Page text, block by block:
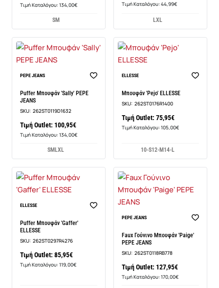
Τιμή Καταλόγου: 134,00€
SM
Τιμή Καταλόγου: 44,99€
LXL
PEPE JEANS
Puffer Μπουφάν 'Sally' PEPE
JEANS
SKU: 262ST0119D1632
Τιμή Outlet: 100,95€
Τιμή Καταλόγου: 134,00€
SM LXL
ELLESSE
Μπουφάν 'Pejo' ELLESSE
SKU: 262ST0176R1400
Τιμή Outlet: 75,95€
Τιμή Καταλόγου: 105,00€
10-S12-M 14-L
ELLESSE
Puffer Μπουφάν 'Gaffer'
ELLESSE
SKU: 262ST0297R4276
Τιμή Outlet: 85,95€
Τιμή Καταλόγου: 119,00€
PEPE JEANS
Faux Γούνινο Μπουφάν 'Paige'
PEPE JEANS
SKU: 262ST0118RB778
Τιμή Outlet: 127,95€
Τιμή Καταλόγου: 170,00€